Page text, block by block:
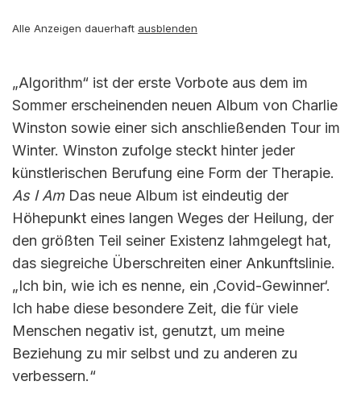
Alle Anzeigen dauerhaft ausblenden
„Algorithm“ ist der erste Vorbote aus dem im
Sommer erscheinenden neuen Album von Charlie
Winston sowie einer sich anschließenden Tour im
Winter. Winston zufolge steckt hinter jeder
künstlerischen Berufung eine Form der Therapie.
As I AmDas neue Album ist eindeutig der
Höhepunkt eines langen Weges der Heilung, der
den größten Teil seiner Existenz lahmgelegt hat,
das siegreiche Überschreiten einer Ankunftslinie.
„Ich bin, wie ich es nenne, ein ‚Covid-Gewinner‘.
Ich habe diese besondere Zeit, die für viele
Menschen negativ ist, genutzt, um meine
Beziehung zu mir selbst und zu anderen zu
verbessern.“